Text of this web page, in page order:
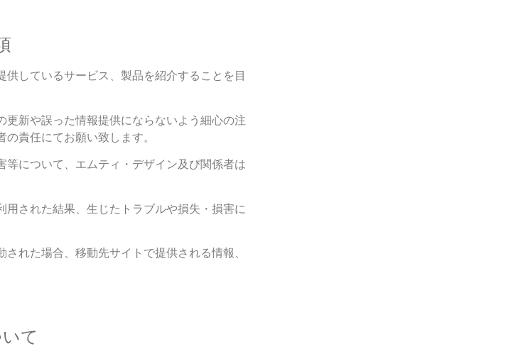
しているサービス、製品を紹介することを目
新や誤った情報提供にならないよう細心の注
責任にてお願い致します。
について、エムティ・デザイン及び関係者は
された結果、生じたトラブルや損失・損害に
れた場合、移動先サイトで提供される情報、
て